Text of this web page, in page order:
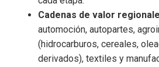
Cadenas de valor
automoción, autopartes,
(hidrocarburos, cereales,
derivados), textiles y